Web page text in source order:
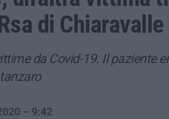
di Chiaravalle
da Covid-19. Il paziente
– 9:42